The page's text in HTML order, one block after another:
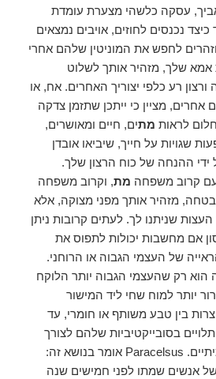
עסקה כלשהי מצערת עומדת
נכנסים לחוזים, אויבים נמצאים
לחפש את המוניטין שלהם אחרי
שלך, מזהיר אותך לשלוט
רע כלפי יצוריך האחרים. אח, או
מציין כי ייתכן שתזמן צדקה
לראות מתים, חיים ומאושרים,
שגויות על חייך, שיביאו אובדן
ידי ההנחה של כוח הרצון שלך.
קרוב משפחה מת, וקרוב משפחה
מזהיר אותך מפני מצוקה, אלא
שניתנו לך. לעתים קרובות ניתן
אם מחשבות יכולות לתפוס את
של העצמי הגבוה או הרוחני.
רק שהעצמי הגבוה יותר הלוקח
יותר למוח שחי ליד המישור
בין טבע משותף או חומרי, עד
בסובייקטיביות שלהם לצורך
שביעות רצון והנאה אמיתיים. Paracelsus אומר בנושא זה:
אנשים שמתו לפני חמישים שנה